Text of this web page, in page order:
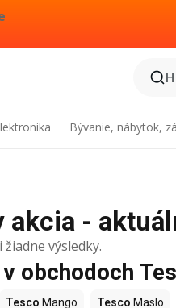
Bývanie, nábytok,
akcia -
výsledky.
obchodoch
Tesco Mango Tesco Maslo